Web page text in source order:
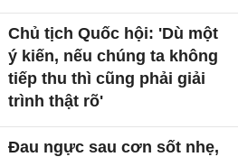
Chủ tịch Quốc hội: 'Dù một
ý kiến, nếu chúng ta không
tiếp thu thì cũng phải giải
trình thật rõ'
Đau ngực sau cơn sốt nhẹ,